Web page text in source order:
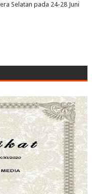
Selatan pada 24-28 Juni